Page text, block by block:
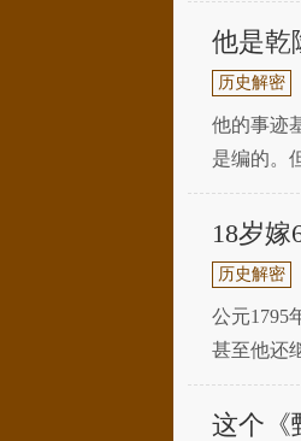
他是乾
历史解密
他的事迹
是编的。
他就是爱
18岁
历史解密
公元1795
甚至他还
是在乾隆
这个《